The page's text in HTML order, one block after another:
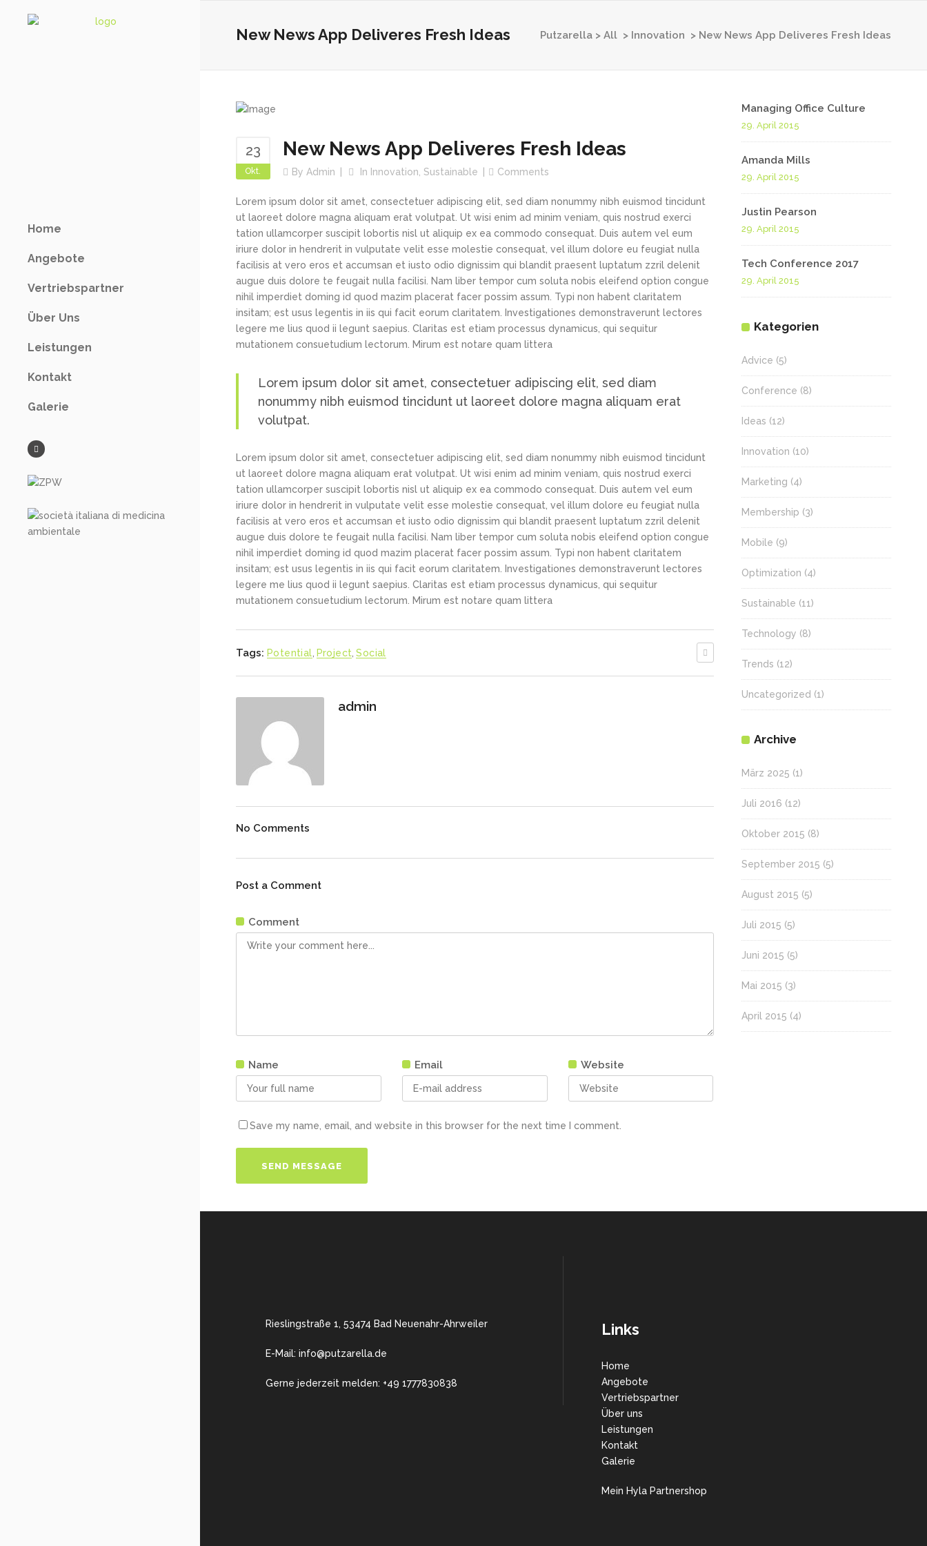
Home
Angebote
Vertriebspartner
Über Uns
Leistungen
Kontakt
Galerie
New News App Deliveres Fresh Ideas Putzarella > All > Innovation > New News App Deliveres Fresh Ideas
23
Okt.
New News App Deliveres Fresh Ideas
By Admin In Innovation Sustainable Comments
Lorem ipsum dolor sit amet, consectetuer adipiscing elit, sed diam nonummy nibh euismod tincidunt
ut laoreet dolore magna aliquam erat volutpat. Ut wisi enim ad minim veniam, quis nostrud exerci
tation ullamcorper suscipit lobortis nisl ut aliquip ex ea commodo consequat. Duis autem vel eum
iriure dolor in hendrerit in vulputate velit esse molestie consequat, vel illum dolore eu feugiat nulla
facilisis at vero eros et accumsan et iusto odio dignissim qui blandit praesent luptatum zzril delenit
augue duis dolore te feugait nulla facilisi. Nam liber tempor cum soluta nobis eleifend option congue
nihil imperdiet doming id quod mazim placerat facer possim assum. Typi non habent claritatem
insitam; est usus legentis in iis qui facit eorum claritatem. Investigationes demonstraverunt lectores
legere me lius quod ii legunt saepius. Claritas est etiam processus dynamicus, qui sequitur
mutationem consuetudium lectorum. Mirum est notare quam littera
Lorem ipsum dolor sit amet, consectetuer adipiscing elit, sed diam
nonummy nibh euismod tincidunt ut laoreet dolore magna aliquam erat
volutpat.
Lorem ipsum dolor sit amet, consectetuer adipiscing elit, sed diam nonummy nibh euismod tincidunt
ut laoreet dolore magna aliquam erat volutpat. Ut wisi enim ad minim veniam, quis nostrud exerci
tation ullamcorper suscipit lobortis nisl ut aliquip ex ea commodo consequat. Duis autem vel eum
iriure dolor in hendrerit in vulputate velit esse molestie consequat, vel illum dolore eu feugiat nulla
facilisis at vero eros et accumsan et iusto odio dignissim qui blandit praesent luptatum zzril delenit
augue duis dolore te feugait nulla facilisi. Nam liber tempor cum soluta nobis eleifend option congue
nihil imperdiet doming id quod mazim placerat facer possim assum. Typi non habent claritatem
insitam; est usus legentis in iis qui facit eorum claritatem. Investigationes demonstraverunt lectores
legere me lius quod ii legunt saepius. Claritas est etiam processus dynamicus, qui sequitur
mutationem consuetudium lectorum. Mirum est notare quam littera
Tags: Potential Project Social
admin
No Comments
Post a Comment
Comment
Name Email Website
Save my name, email, and website in this browser for the next time I comment.
Managing Office Culture
29. April 2015
Amanda Mills
29. April 2015
Justin Pearson
29. April 2015
Tech Conference 2017
29. April 2015
Kategorien
Advice (5)
Conference (8)
Ideas (12)
Innovation (10)
Marketing (4)
Membership (3)
Mobile (9)
Optimization (4)
Sustainable (11)
Technology (8)
Trends (12)
Uncategorized (1)
Archive
März 2025 (1)
Juli 2016 (12)
Oktober 2015 (8)
September 2015 (5)
August 2015 (5)
Juli 2015 (5)
Juni 2015 (5)
Mai 2015 (3)
April 2015 (4)
Rieslingstraße 1, 53474 Bad Neuenahr-Ahrweiler
E-Mail: info@putzarella.de
Gerne jederzeit melden: +49 1777830838
Links
Home
Angebote
Vertriebspartner
Über uns
Leistungen
Kontakt
Galerie
Mein Hyla Partnershop